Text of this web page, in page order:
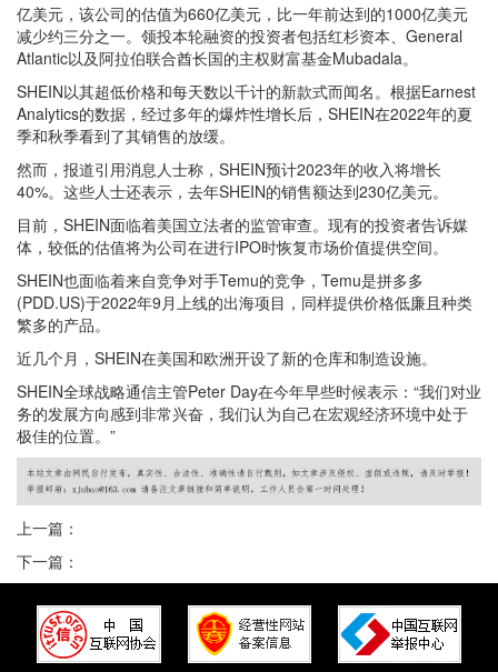
亿美元，该公司的估值为660亿美元，比一年前达到的1000亿美元
减少约三分之一。领投本轮融资的投资者包括红杉资本、General
Atlantic以及阿拉伯联合酋长国的主权财富基金Mubadala。
SHEIN以其超低价格和每天数以千计的新款式而闻名。根据Earnest
Analytics的数据，经过多年的爆炸性增长后，SHEIN在2022年的夏
季和秋季看到了其销售的放缓。
然而，报道引用消息人士称，SHEIN预计2023年的收入将增长
40%。这些人士还表示，去年SHEIN的销售额达到230亿美元。
目前，SHEIN面临着美国立法者的监管审查。现有的投资者告诉媒
体，较低的估值将为公司在进行IPO时恢复市场价值提供空间。
SHEIN也面临着来自竞争对手Temu的竞争，Temu是拼多多
(PDD.US)于2022年9月上线的出海项目，同样提供价格低廉且种类
繁多的产品。
近几个月，SHEIN在美国和欧洲开设了新的仓库和制造设施。
SHEIN全球战略通信主管Peter Day在今年早些时候表示：“我们对业
务的发展方向感到非常兴奋，我们认为自己在宏观经济环境中处于
极佳的位置。”
上一篇：
下一篇：